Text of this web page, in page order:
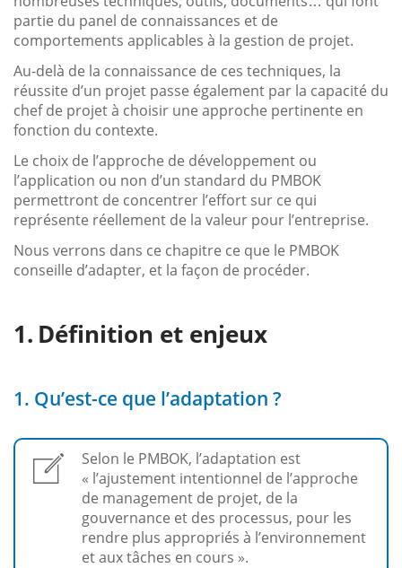
partie du panel de connaissances et de
comportements applicables à la gestion de projet.
Au-delà de la connaissance de ces techniques, la
réussite d’un projet passe également par la capacité du
chef de projet à choisir une approche pertinente en
fonction du contexte.
Le choix de l’approche de développement ou
l’application ou non d’un standard du PMBOK
permettront de concentrer l’effort sur ce qui
représente réellement de la valeur pour l’entreprise.
Nous verrons dans ce chapitre ce que le PMBOK
conseille d’adapter, et la façon de procéder.
Définition et enjeux
1. Qu’est-ce que l’adaptation ?
Selon le PMBOK, l’adaptation est
« l’ajustement intentionnel de l’approche
de management de projet, de la
gouvernance et des processus, pour les
rendre plus appropriés à l’environnement
et aux tâches en cours ».